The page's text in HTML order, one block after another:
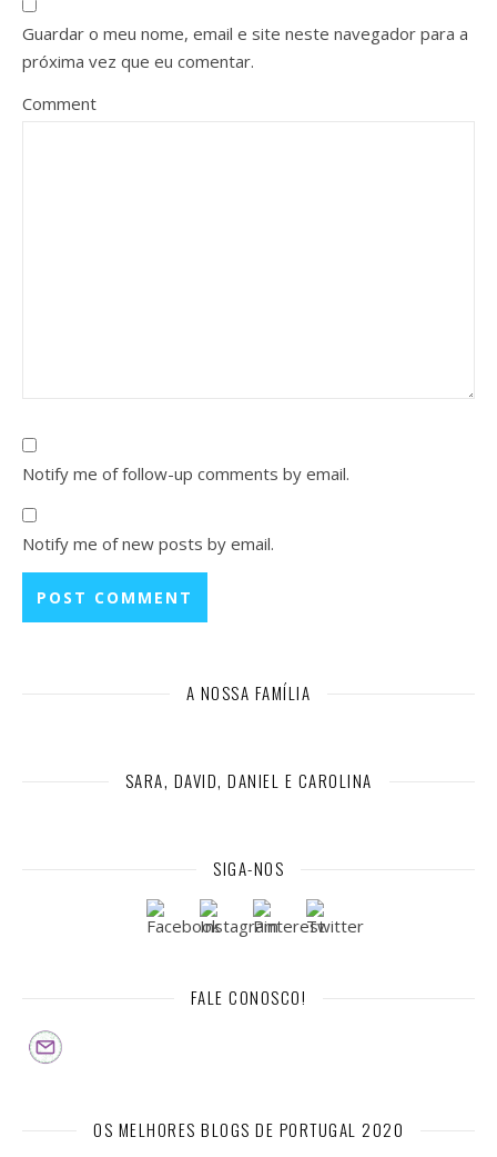
Guardar o meu nome, email e site neste navegador para a
próxima vez que eu comentar.
Comment
Notify me of follow-up comments by email.
Notify me of new posts by email.
A NOSSA FAMÍLIA
SARA, DAVID, DANIEL E CAROLINA
SIGA-NOS
FALE CONOSCO!
OS MELHORES BLOGS DE PORTUGAL 2020